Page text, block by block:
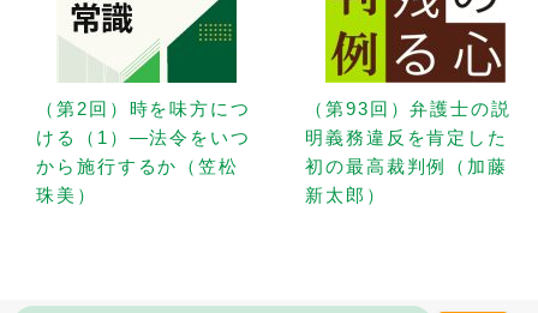
（第2回）時を味方につ
ける（1）—法令をいつ
から施行するか（笠松
珠美）
（第93回）弁護士の説
明義務違反を肯定した
初の最高裁判例（加藤
新太郎）